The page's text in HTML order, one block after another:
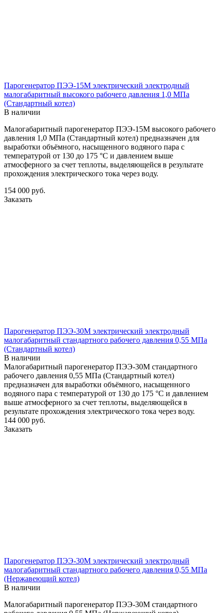
Парогенератор ПЭЭ-15М электрический электродный
малогабаритный высокого рабочего давления 1,0 МПа
(Стандартный котел)
В наличии
Малогабаритный парогенератор ПЭЭ-15М высокого рабочего
давления 1,0 МПа (Стандартный котел) предназначен для
выработки объёмного, насыщенного водяного пара с
температурой от 130 до 175 °С и давлением выше
атмосферного за счет теплоты, выделяющейся в результате
прохождения электрического тока через воду.
154 000 руб.
Заказать
Парогенератор ПЭЭ-30М электрический электродный
малогабаритный стандартного рабочего давления 0,55 МПа
(Стандартный котел)
В наличии
Малогабаритный парогенератор ПЭЭ-30М стандартного
рабочего давления 0,55 МПа (Стандартный котел)
предназначен для выработки объёмного, насыщенного
водяного пара с температурой от 130 до 175 °С и давлением
выше атмосферного за счет теплоты, выделяющейся в
результате прохождения электрического тока через воду.
144 000 руб.
Заказать
Парогенератор ПЭЭ-30М электрический электродный
малогабаритный стандартного рабочего давления 0,55 МПа
(Нержавеющий котел)
В наличии
Малогабаритный парогенератор ПЭЭ-30М стандартного